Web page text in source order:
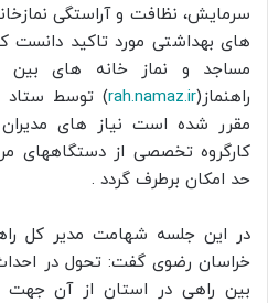
سرمایش، نظافت و آراستگی
های بهداشتی مورد تاکید دانست
مساجد و نماز خانه های بین
راهنماز(rah.namaz.ir) توسط ستاد
مقرر شده است نیاز های
کارگروه تخصصی از دستگاههای
حد امکان برطرف گردد .
در این جلسه شهامت مدیر کل
خراسان رضوی گفت: تحول در